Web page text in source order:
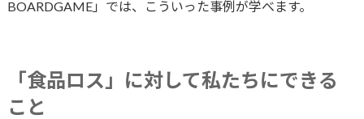
BOARDGAME」では、こういった事例が学べます。
「食品ロス」に対して私たちにできる
こと